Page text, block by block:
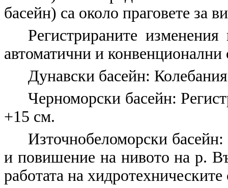
басейн) са около праговете за
Регистрираните
автоматични и
Дунавски басейн:
Черноморски басейн:
+15 см.
Източнобеломорски
и повишение на нивото на р.
работата на